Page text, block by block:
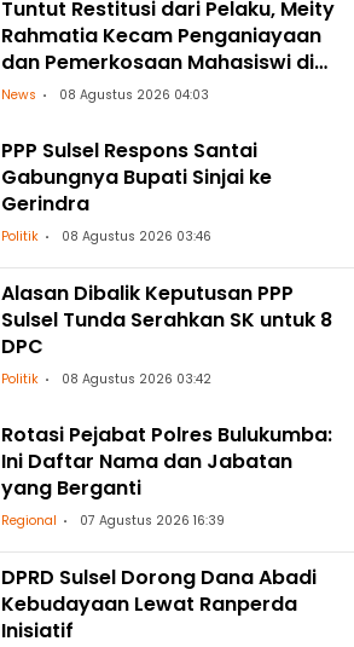
Tuntut Restitusi dari Pelaku, Meity
Rahmatia Kecam Penganiayaan
dan Pemerkosaan Mahasiswi di
Makassar
News 08 Agustus 2026 04:03
PPP Sulsel Respons Santai
Gabungnya Bupati Sinjai ke
Gerindra
Politik 08 Agustus 2026 03:46
Alasan Dibalik Keputusan PPP
Sulsel Tunda Serahkan SK untuk 8
DPC
Politik 08 Agustus 2026 03:42
Rotasi Pejabat Polres Bulukumba:
Ini Daftar Nama dan Jabatan
yang Berganti
Regional 07 Agustus 2026 16:39
DPRD Sulsel Dorong Dana Abadi
Kebudayaan Lewat Ranperda
Inisiatif